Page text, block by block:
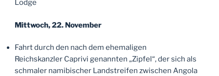
Lodge
Mittwoch, 22. November
Fahrt durch den nach dem ehemaligen
Reichskanzler Caprivi genannten „Zipfel“, der sich als
schmaler namibischer Landstreifen zwischen Angola